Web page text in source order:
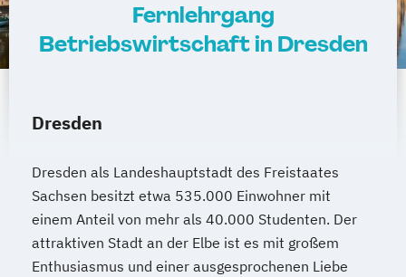
Fernlehrgang
Betriebswirtschaft in Dresden
Dresden
Dresden als Landeshauptstadt des Freistaates
Sachsen besitzt etwa 535.000 Einwohner mit
einem Anteil von mehr als 40.000 Studenten. Der
attraktiven Stadt an der Elbe ist es mit großem
Enthusiasmus und einer ausgesprochenen Liebe